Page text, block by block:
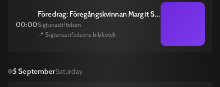
00:00
Föredrag: Föregångskvinnan Margit Sahlin
Sigtunastiftelsen
📍 Sigtunastiftelsens bibliotek
5 SeptemberSaturday